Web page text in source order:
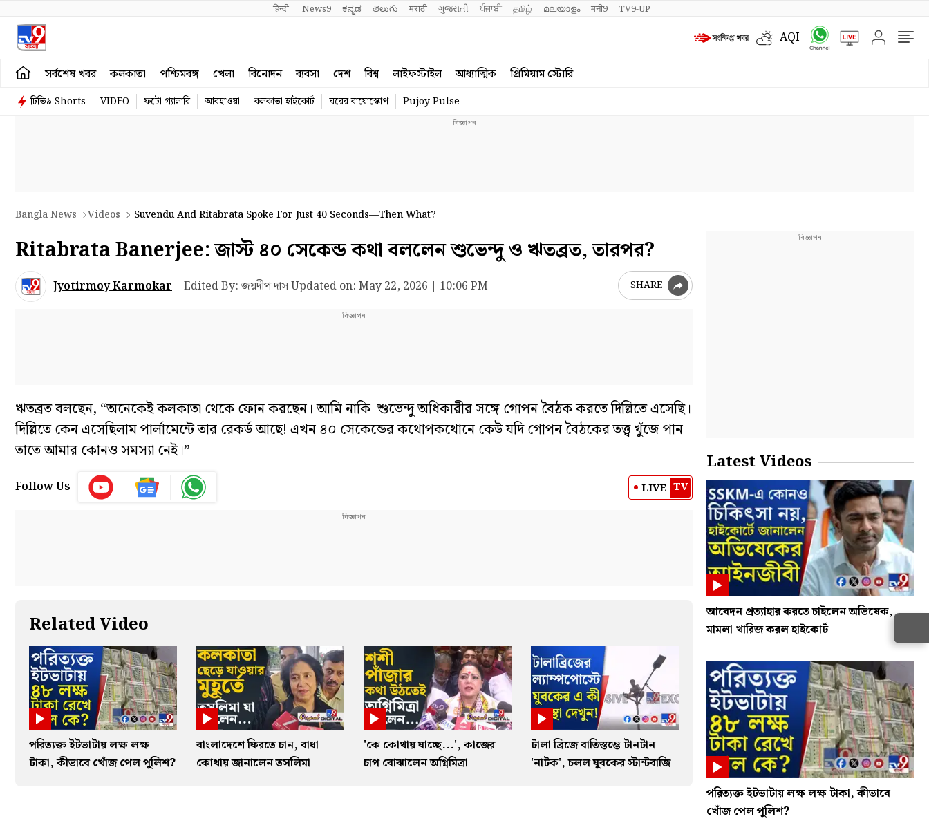
हिन्दी News9 ಕನ್ನಡ తెలుగు मराठी ગુજરાતી ਪੰਜਾਬੀ தமிழ் മലയാളം मनी9 TV9-UP
AQI
সর্বশেষ খবর কলকাতা পশ্চিমবঙ্গ খেলা বিনোদন ব্যবসা দেশ বিশ্ব লাইফস্টাইল আধ্যাত্মিক প্রিমিয়াম স্টোরি
টিভি৯ Shorts VIDEO ফটো গ্যালারি আবহাওয়া কলকাতা হাইকোর্ট ঘরের বায়োস্কোপ Pujoy Pulse
Bangla News Videos Suvendu And Ritabrata Spoke For Just 40 Seconds—Then What?
Ritabrata Banerjee: জাস্ট ৪০ সেকেন্ড কথা বললেন শুভেন্দু ও ঋতব্রত, তারপর?
Jyotirmoy Karmokar | Edited By: জয়দীপ দাসUpdated on: May 22, 2026 | 10:06 PM SHARE
ঋতব্রত বলছেন, “অনেকেই কলকাতা থেকে ফোন করছেন। আমি নাকি শুভেন্দু অধিকারীর সঙ্গে গোপন বৈঠক করতে দিল্লিতে এসেছি।
দিল্লিতে কেন এসেছিলাম পার্লামেন্টে তার রেকর্ড আছে! এখন ৪০ সেকেন্ডের কথোপকথোনে কেউ যদি গোপন বৈঠকের তত্ত্ব খুঁজে পান
তাতে আমার কোনও সমস্যা নেই।”
Follow Us LIVE TV
Related Video
পরিত্যক্ত ইটভাটায় লক্ষ লক্ষ
টাকা, কীভাবে খোঁজ পেল পুলিশ?
বাংলাদেশে ফিরতে চান, বাধা
কোথায় জানালেন তসলিমা
'কে কোথায় যাচ্ছে...', কাজের
চাপ বোঝালেন অগ্নিমিত্রা
টালা ব্রিজে বাতিস্তম্ভে টানটান
'নাটক', চলল যুবকের স্টান্টবাজি
Latest Videos
আবেদন প্রত্যাহার করতে চাইলেন অভিষেক,
মামলা খারিজ করল হাইকোর্ট
পরিত্যক্ত ইটভাটায় লক্ষ লক্ষ টাকা, কীভাবে
খোঁজ পেল পুলিশ?